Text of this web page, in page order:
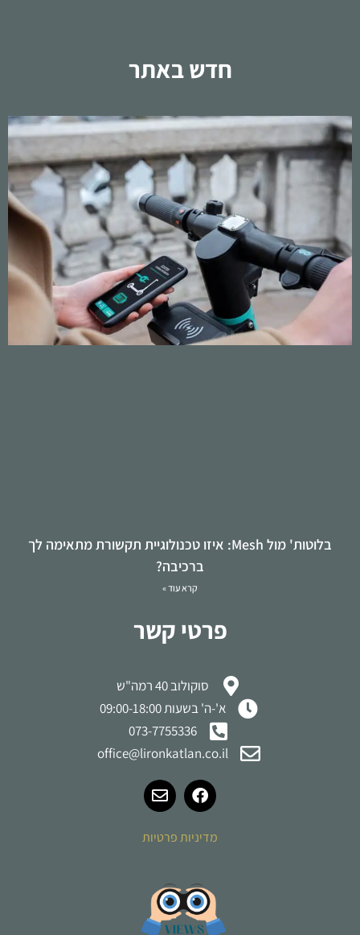
חדש באתר
בלוטות' מול Mesh: איזו טכנולוגיית תקשורת מתאימה לך
ברכיבה?
קרא עוד »
פרטי קשר
סוקולוב 40 רמה"ש
א'-ה' בשעות 09:00-18:00
073-7755336
office@lironkatlan.co.il
מדיניות פרטיות